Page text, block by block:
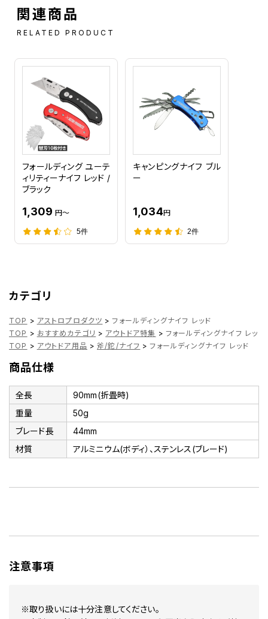
関連商品
RELATED PRODUCT
フォールディング ユーテ
ィリティーナイフ レッド /
ブラック
1,309 円～
5件
キャンピングナイフ ブル
ー
1,034円
2件
カテゴリ
TOP > アストロプロダクツ > フォールディングナイフ レッド
TOP > おすすめカテゴリ > アウトドア特集 > フォールディングナイフ レッド
TOP > アウトドア用品 > 斧/鉈/ナイフ > フォールディングナイフ レッド
商品仕様
全長
90mm(折畳時)
重量
50g
ブレード長
44mm
材質
アルミニウム(ボディ）、ステンレス(ブレード)
注意事項
※取り扱いには十分注意してください。